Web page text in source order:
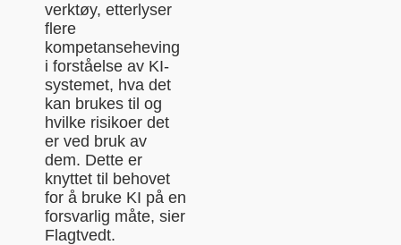
verktøy, etterlyser
flere
kompetanseheving
i forståelse av KI-
systemet, hva det
kan brukes til og
hvilke risikoer det
er ved bruk av
dem. Dette er
knyttet til behovet
for å bruke KI på en
forsvarlig måte, sier
Flagtvedt.